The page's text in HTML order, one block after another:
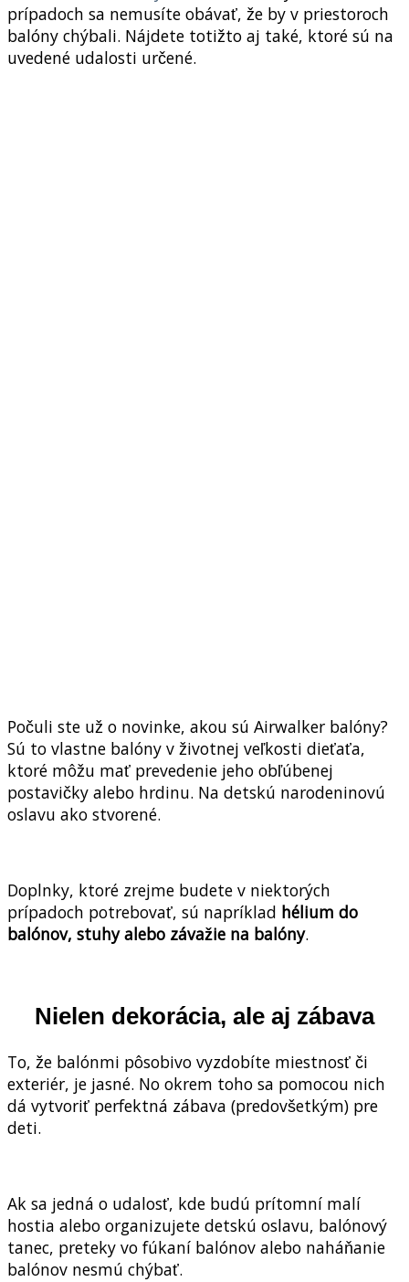
prípadoch sa nemusíte obávať, že by v priestoroch
balóny chýbali. Nájdete totižto aj také, ktoré sú na
uvedené udalosti určené.
Počuli ste už o novinke, akou sú Airwalker balóny?
Sú to vlastne balóny v životnej veľkosti dieťaťa,
ktoré môžu mať prevedenie jeho obľúbenej
postavičky alebo hrdinu. Na detskú narodeninovú
oslavu ako stvorené.
Doplnky, ktoré zrejme budete v niektorých
prípadoch potrebovať, sú napríklad hélium do
balónov, stuhy alebo závažie na balóny.
Nielen dekorácia, ale aj zábava
To, že balónmi pôsobivo vyzdobíte miestnosť či
exteriér, je jasné. No okrem toho sa pomocou nich
dá vytvoriť perfektná zábava (predovšetkým) pre
deti.
Ak sa jedná o udalosť, kde budú prítomní malí
hostia alebo organizujete detskú oslavu, balónový
tanec, preteky vo fúkaní balónov alebo naháňanie
balónov nesmú chýbať.